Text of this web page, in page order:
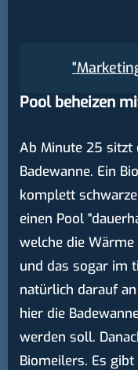
Pool beheizen
Ab Minute 25 sitzt
Badewanne. Ein
komplett
einen Pool
welche die
und das sogar im
natürlich darauf
hier die
werden soll.
Biomeilers. Es